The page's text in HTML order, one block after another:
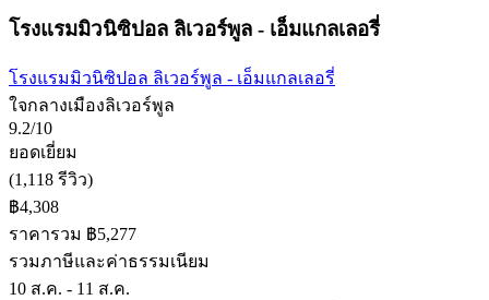
โรงแรมมิวนิซิปอล ลิเวอร์พูล - เอ็มแกลเลอรี่
โรงแรมมิวนิซิปอล ลิเวอร์พูล - เอ็มแกลเลอรี่
ใจกลางเมืองลิเวอร์พูล
9.2/10
ยอดเยี่ยม
(1,118 รีวิว)
฿4,308
ราคารวม ฿5,277
รวมภาษีและค่าธรรมเนียม
10 ส.ค. - 11 ส.ค.